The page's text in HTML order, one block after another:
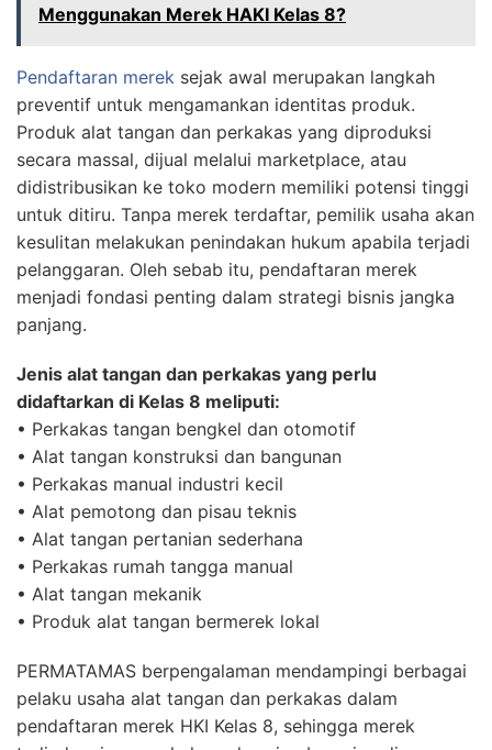
Menggunakan Merek HAKI Kelas 8?
Pendaftaran merek sejak awal merupakan langkah
preventif untuk mengamankan identitas produk.
Produk alat tangan dan perkakas yang diproduksi
secara massal, dijual melalui marketplace, atau
didistribusikan ke toko modern memiliki potensi tinggi
untuk ditiru. Tanpa merek terdaftar, pemilik usaha akan
kesulitan melakukan penindakan hukum apabila terjadi
pelanggaran. Oleh sebab itu, pendaftaran merek
menjadi fondasi penting dalam strategi bisnis jangka
panjang.
Jenis alat tangan dan perkakas yang perlu
didaftarkan di Kelas 8 meliputi:
• Perkakas tangan bengkel dan otomotif
• Alat tangan konstruksi dan bangunan
• Perkakas manual industri kecil
• Alat pemotong dan pisau teknis
• Alat tangan pertanian sederhana
• Perkakas rumah tangga manual
• Alat tangan mekanik
• Produk alat tangan bermerek lokal
PERMATAMAS berpengalaman mendampingi berbagai
pelaku usaha alat tangan dan perkakas dalam
pendaftaran merek HKI Kelas 8, sehingga merek